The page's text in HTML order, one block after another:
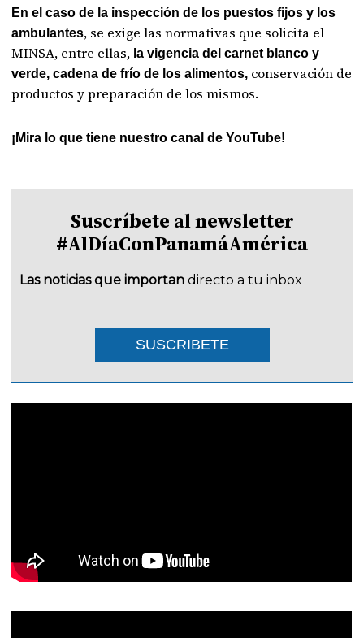
En el caso de la inspección de los puestos fijos y los
ambulantes, se exige las normativas que solicita el
MINSA, entre ellas, la vigencia del carnet blanco y
verde, cadena de frío de los alimentos, conservación de
productos y preparación de los mismos.
¡Mira lo que tiene nuestro canal de YouTube!
Suscríbete al newsletter
#AlDíaConPanamáAmérica
Las noticias que importan directo a tu inbox
SUSCRIBETE